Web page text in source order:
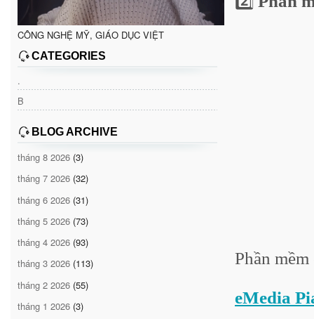
CÔNG NGHỆ MỸ, GIÁO DỤC VIỆT
CATEGORIES
.
B
BLOG ARCHIVE
tháng 8 2026 (3)
tháng 7 2026 (32)
tháng 6 2026 (31)
tháng 5 2026 (73)
tháng 4 2026 (93)
tháng 3 2026 (113)
tháng 2 2026 (55)
tháng 1 2026 (3)
Phần
eMedia